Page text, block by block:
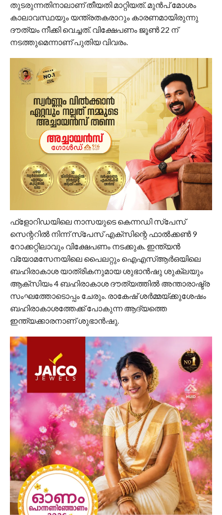
തുടരുന്നതിനാലാണ് തീയതി മാറ്റിയത്. മുന്‍പ് മോശം
കാലാവസ്ഥയും യന്ത്രതകരാറും കാരണമായിരുന്നു
ദൗത്യം നീക്കി വെച്ചത്. വിക്ഷേപണം ജൂണ്‍ 22 ന്
നടത്തുമെന്നാണ് പുതിയ വിവരം.
ഫ്‌ളോറിഡയിലെ നാസയുടെ കെന്നഡി സ്‌പേസ്
സെന്ററില്‍ നിന്ന് സ്‌പേസ് എക്‌സിന്റെ ഫാല്‍ക്കണ്‍ 9
റോക്കറ്റിലാവും വിക്ഷേപണം നടക്കുക. ഇന്ത്യന്‍
വ്യോമസേനയിലെ പൈലറ്റും ഐഎസ്‌ആര്‍ഒയിലെ
ബഹിരാകാശ യാത്രികനുമായ ശുഭാന്‍ഷു ശുക്ലയും
ആക്‌സിയം 4 ബഹിരാകാശ ദൗത്യത്തില്‍ അന്താരാഷ്ട്ര
സംഘത്തോടൊപ്പം ചേരും. രാകേഷ് ശര്‍മ്മയ്ക്കുശേഷം
ബഹിരാകാശത്തേക്ക് പോകുന്ന ആദ്യത്തെ
ഇന്ത്യക്കാരനാണ് ശുഭാന്‍ഷു.